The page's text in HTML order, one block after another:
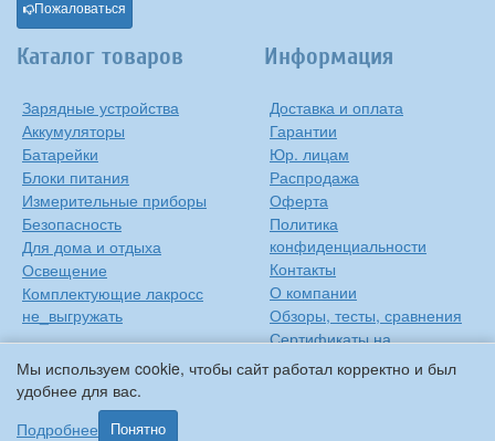
Мы используем cookie, чтобы сайт работал корректно и был
удобнее для вас.
Подробнее
Понятно
Пожаловаться
Каталог товаров
Зарядные устройства
Аккумуляторы
Батарейки
Блоки питания
Измерительные приборы
Безопасность
Для дома и отдыха
Освещение
Комплектующие лакросс
не_выгружать
Информация
Доставка и оплата
Гарантии
Юр. лицам
Распродажа
Оферта
Политика
конфиденциальности
Контакты
О компании
Обзоры, тесты, сравнения
Сертификаты на
продукцию
Инструкции на русском